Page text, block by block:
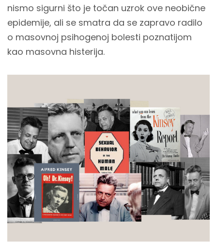
nismo sigurni što je točan uzrok ove neobične
epidemije, ali se smatra da se zapravo radilo
o masovnoj psihogenoj bolesti poznatijom
kao masovna histerija.